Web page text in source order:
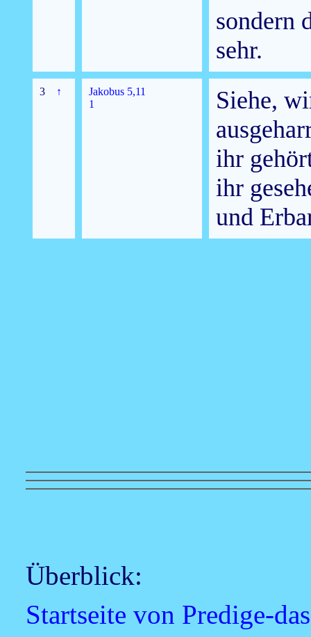
sondern
sehr.
3 ↑
Jakobus 5,11
1
Siehe,
ihr
ihr
und
Überblick:
Startseite von Predige-